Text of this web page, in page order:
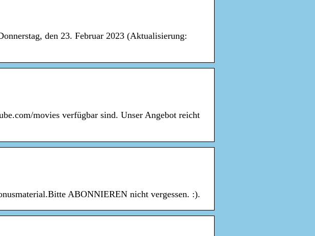
den 23. Februar 2023 (Aktualisierung:
movies verfügbar sind. Unser Angebot reicht
ABONNIEREN nicht vergessen. :).